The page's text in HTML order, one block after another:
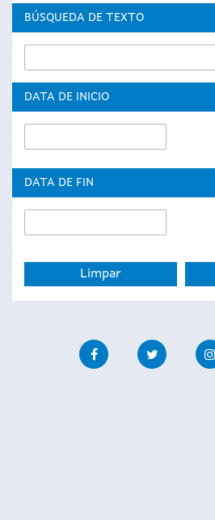
BÚSQUEDA DE TEXTO
DATA DE INICIO
de
DATA DE FIN
de
FacebookTwitter